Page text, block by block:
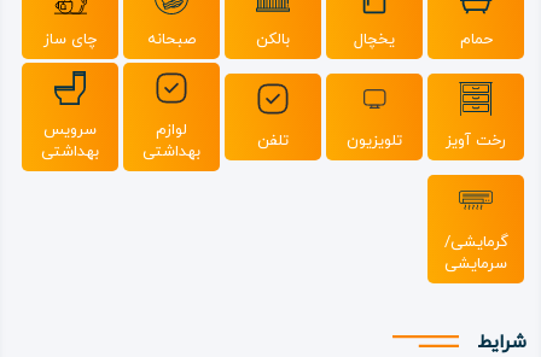
حمام یخچال بالکن صبحانه چای ساز
رخت آویز تلویزیون تلفن
لوازم
بهداشتی
سرویس
بهداشتی
گرمایشی/
سرمایشی
شرایط